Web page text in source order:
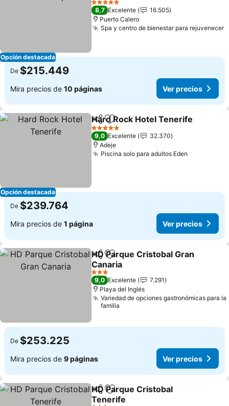
Opción destacada
5 Estrellas
8,7 Excelente
16.505
Puerto Calero
Spa y centro de bienestar para rejuvenecer
De $215.449
Mira precios de 10 páginas Ver precios
Opción destacada
CompartirAgregar a favoritos
Hard Rock Hotel Tenerife
5 Estrellas
9,0 Excelente
32.370
Adeje
Piscina solo para adultos Eden
De $239.764
Mira precios de 1 página Ver precios
CompartirAgregar a favoritos
HD Parque Cristobal Gran
Canaria
3 Estrellas
9,0 Excelente
7.291
Playa del Inglés
Variedad de opciones gastronómicas para la
familia
De $253.225
Mira precios de 9 páginas Ver precios
CompartirAgregar a favoritos
HD Parque Cristobal
Tenerife